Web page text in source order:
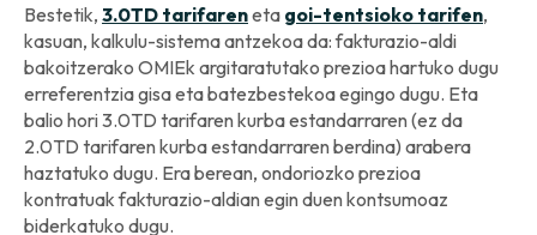
Bestetik, 3.0TD tarifareneta goi-tentsioko tarifen,
kasuan, kalkulu-sistema antzekoa da: fakturazio-aldi
bakoitzerako OMIEk argitaratutako prezioa hartuko dugu
erreferentzia gisa eta batezbestekoa egingo dugu. Eta
balio hori 3.0TD tarifaren kurba estandarraren (ez da
2.0TD tarifaren kurba estandarraren berdina) arabera
haztatuko dugu. Era berean, ondoriozko prezioa
kontratuak fakturazio-aldian egin duen kontsumoaz
biderkatuko dugu.